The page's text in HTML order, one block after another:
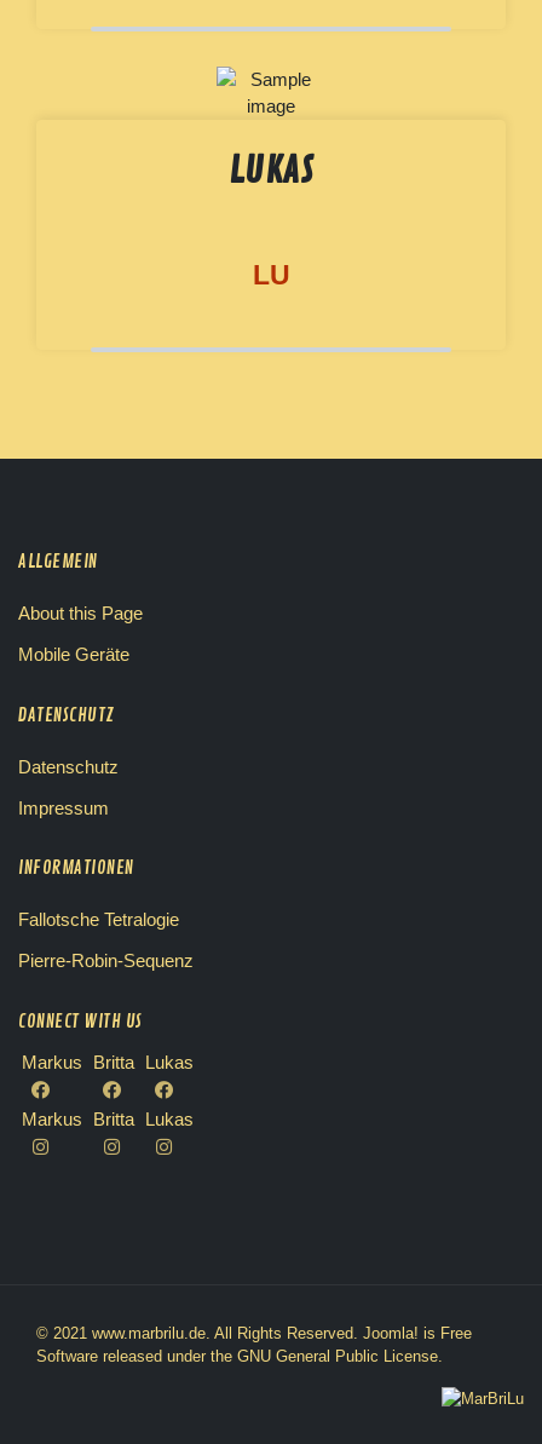
LUKAS
LU
ALLGEMEIN
About this Page
Mobile Geräte
DATENSCHUTZ
Datenschutz
Impressum
INFORMATIONEN
Fallotsche Tetralogie
Pierre-Robin-Sequenz
CONNECT WITH US
Markus Britta Lukas
Markus Britta Lukas
© 2021 www.marbrilu.de. All Rights Reserved. Joomla! is Free
Software released under the GNU General Public License.